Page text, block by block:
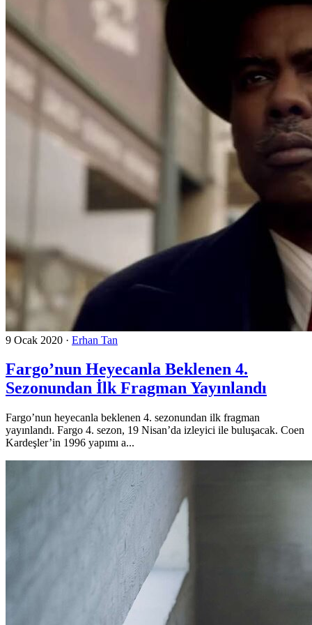
9 Ocak 2020 · Erhan Tan
Fargo’nun Heyecanla Beklenen 4.
Sezonundan İlk Fragman Yayınlandı
Fargo’nun heyecanla beklenen 4. sezonundan ilk fragman
yayınlandı. Fargo 4. sezon, 19 Nisan’da izleyici ile buluşacak. Coen
Kardeşler’in 1996 yapımı a...